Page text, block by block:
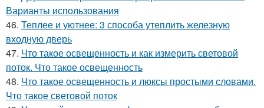
Варианты использования
46. Теплее и уютнее: 3 способа утеплить железную
входную дверь
47. Что такое освещенность и как измерить световой
поток. Что такое освещенность
48. Что такое освещенность и люксы простыми словами.
Что такое световой поток